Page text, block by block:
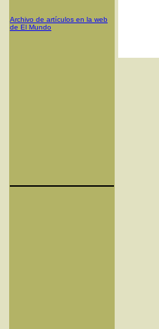
Archivo de artículos en la web
de El Mundo